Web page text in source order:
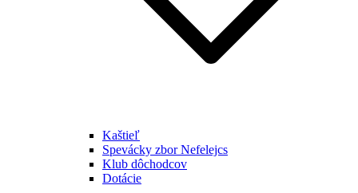
Kaštieľ
Spevácky zbor Nefelejcs
Klub dôchodcov
Dotácie